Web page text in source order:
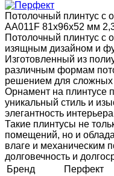
Потолочный плинтус с
AA011F 81х96х52 мм
Потолочный плинтус с
изящным дизайном и
Изготовленный из
различным формам
решением для сложных
Орнамент на плинтусе
уникальный стиль и
элегантность
Такие плинтусы не
помещений, но и
влаге и механическим
долговечность и
Бренд
Перфект